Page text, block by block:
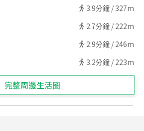
3.9分鐘 / 327m
2.7分鐘 / 222m
2.9分鐘 / 246m
3.2分鐘 / 223m
完整周邊生活圈